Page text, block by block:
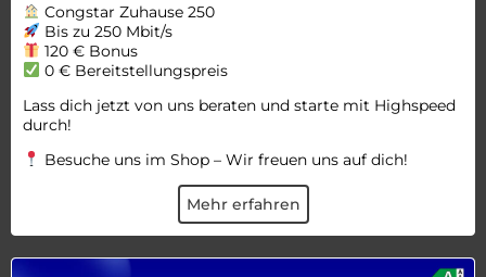
Congstar Zuhause 250
Bis zu 250 Mbit/s
120 € Bonus
0 € Bereitstellungspreis
Lass dich jetzt von uns beraten und starte mit Highspeed
durch!
Besuche uns im Shop – Wir freuen uns auf dich!
Mehr erfahren